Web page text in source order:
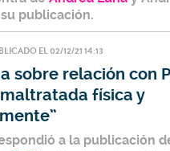
publicación.
EL 02/12/21 14:13
sobre relación con
maltratada física y
a la publicación